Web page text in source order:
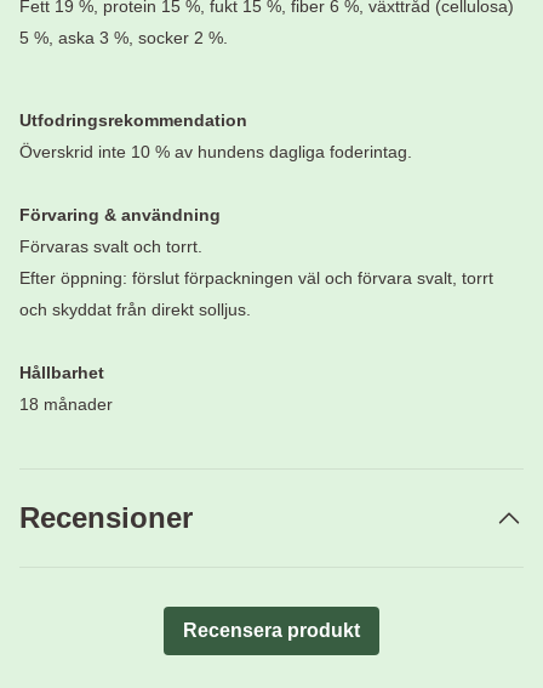
Fett 19 %, protein 15 %, fukt 15 %, fiber 6 %, växttråd (cellulosa)
5 %, aska 3 %, socker 2 %.
Utfodringsrekommendation
Överskrid inte 10 % av hundens dagliga foderintag.
Förvaring & användning
Förvaras svalt och torrt.
Efter öppning: förslut förpackningen väl och förvara svalt, torrt
och skyddat från direkt solljus.
Hållbarhet
18 månader
Recensioner
Recensera produkt